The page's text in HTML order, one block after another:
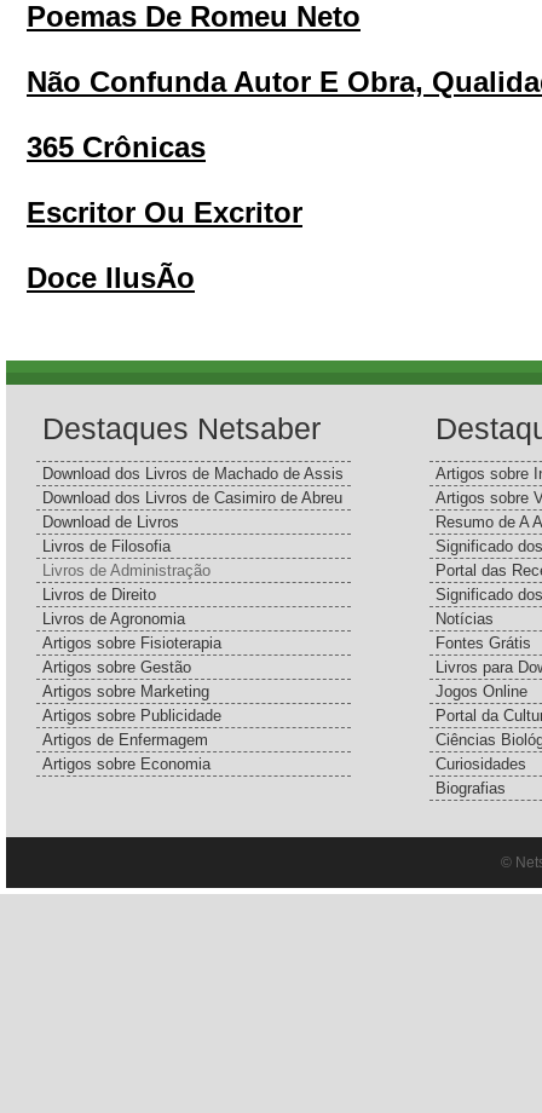
Poemas De Romeu Neto
Não Confunda Autor E Obra,
365 Crônicas
Escritor Ou Excritor
Doce IlusÃo
Destaques Netsaber
Download dos Livros de Machado de Assis
Download dos Livros de Casimiro de Abreu
Download de Livros
Livros de Filosofia
Livros de Administração
Livros de Direito
Livros de Agronomia
Artigos sobre Fisioterapia
Artigos sobre Gestão
Artigos sobre Marketing
Artigos sobre Publicidade
Artigos de Enfermagem
Artigos sobre Economia
Artigos sobre
Artigos sobre
Resumo de A
Significado
Portal das
Significado
Notícias
Fontes Grátis
Livros para
Jogos Online
Portal da
Ciências
Curiosidades
Biografias
©